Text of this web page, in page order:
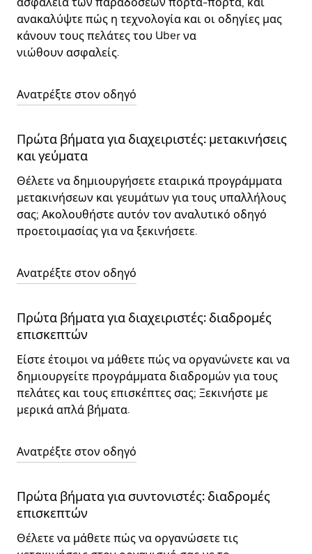
ανακαλύψτε πώς η τεχνολογία και οι οδηγίες μας
κάνουν τους πελάτες του Uber να
νιώθουν ασφαλείς.
Ανατρέξτε στον οδηγό
Πρώτα βήματα για διαχειριστές: μετακινήσεις
και γεύματα
Θέλετε να δημιουργήσετε εταιρικά προγράμματα
μετακινήσεων και γευμάτων για τους υπαλλήλους
σας; Ακολουθήστε αυτόν τον αναλυτικό οδηγό
προετοιμασίας για να ξεκινήσετε.
Ανατρέξτε στον οδηγό
Πρώτα βήματα για διαχειριστές: διαδρομές
επισκεπτών
Είστε έτοιμοι να μάθετε πώς να οργανώνετε και να
δημιουργείτε προγράμματα διαδρομών για τους
πελάτες και τους επισκέπτες σας; Ξεκινήστε με
μερικά απλά βήματα.
Ανατρέξτε στον οδηγό
Πρώτα βήματα για συντονιστές: διαδρομές
επισκεπτών
Θέλετε να μάθετε πώς να οργανώσετε τις